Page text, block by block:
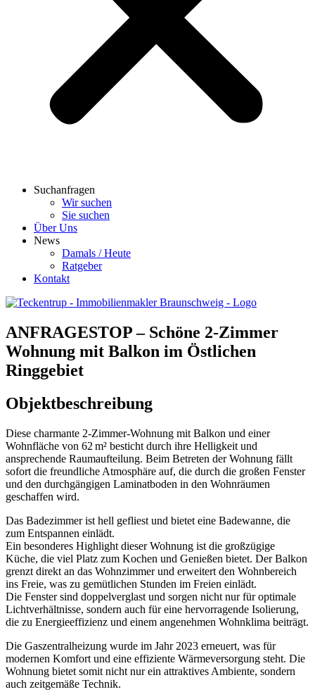
Suchanfragen
Wir suchen
Sie suchen
Über Uns
News
Damals / Heute
Ratgeber
Kontakt
ANFRAGESTOP – Schöne 2-Zimmer
Wohnung mit Balkon im Östlichen
Ringgebiet
Objektbeschreibung
Diese charmante 2-Zimmer-Wohnung mit Balkon und einer
Wohnfläche von 62 m² besticht durch ihre Helligkeit und
ansprechende Raumaufteilung. Beim Betreten der Wohnung fällt
sofort die freundliche Atmosphäre auf, die durch die großen Fenster
und den durchgängigen Laminatboden in den Wohnräumen
geschaffen wird.
Das Badezimmer ist hell gefliest und bietet eine Badewanne, die
zum Entspannen einlädt.
Ein besonderes Highlight dieser Wohnung ist die großzügige
Küche, die viel Platz zum Kochen und Genießen bietet. Der Balkon
grenzt direkt an das Wohnzimmer und erweitert den Wohnbereich
ins Freie, was zu gemütlichen Stunden im Freien einlädt.
Die Fenster sind doppelverglast und sorgen nicht nur für optimale
Lichtverhältnisse, sondern auch für eine hervorragende Isolierung,
die zu Energieeffizienz und einem angenehmen Wohnklima beiträgt.
Die Gaszentralheizung wurde im Jahr 2023 erneuert, was für
modernen Komfort und eine effiziente Wärmeversorgung steht. Die
Wohnung bietet somit nicht nur ein attraktives Ambiente, sondern
auch zeitgemäße Technik.